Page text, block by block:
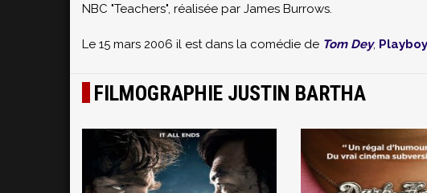
NBC "Teachers", réalisée par James Burrows.
Le 15 mars 2006 il est dans la comédie de Tom Dey,
FILMOGRAPHIE JUSTIN BARTHA